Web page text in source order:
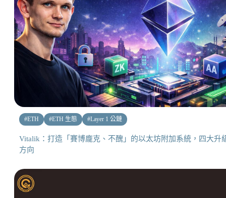
#ETH #ETH 生態 #Layer 1 公鏈
Vitalik：打造「賽博龐克、不醜」的以太坊附加系統，四大升
方向